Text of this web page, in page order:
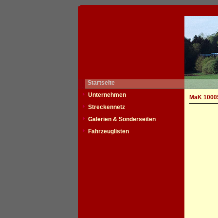
Startseite
Unternehmen
Streckennetz
Galerien & Sonderseiten
Fahrzeuglisten
MaK